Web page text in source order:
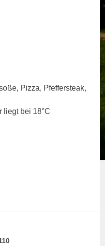
Pizza, Pfeffersteak,
liegt bei 18°C